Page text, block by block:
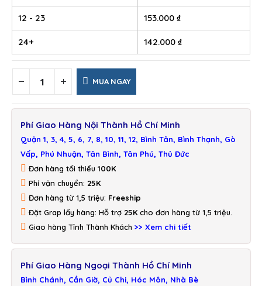
12 - 23 153.000 ₫
24+ 142.000 ₫
MUA NGAY
Phí Giao Hàng Nội Thành Hồ Chí Minh
Quận 1, 3, 4, 5, 6, 7, 8, 10, 11, 12, Bình Tân, Bình Thạnh, Gò
Vấp, Phú Nhuận, Tân Bình, Tân Phú, Thủ Đức
Đơn hàng tối thiểu 100K
Phí vận chuyển: 25K
Đơn hàng từ 1,5 triệu: Freeship
Đặt Grap lấy hàng: Hỗ trợ 25K cho đơn hàng từ 1,5 triệu.
Giao hàng Tỉnh Thành Khách >> Xem chi tiết
Phí Giao Hàng Ngoại Thành Hồ Chí Minh
Bình Chánh, Cần Giờ, Củ Chi, Hóc Môn, Nhà Bè